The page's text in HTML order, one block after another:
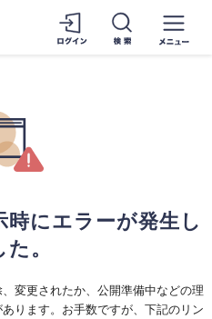
にエラーが発生し
。
変更されたか、公開準備中などの理
ります。お手数ですが、下記のリン